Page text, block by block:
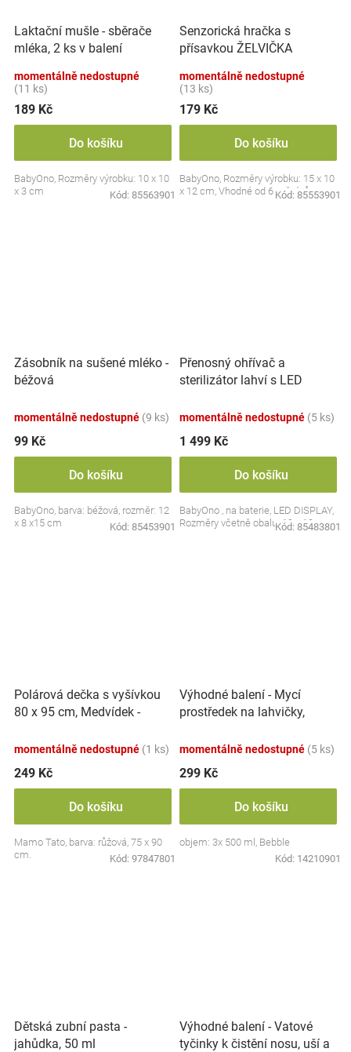
Laktační mušle - sběrače
mléka, 2 ks v balení
momentálně nedostupné
(11 ks)
189 Kč
Do košíku
BabyOno, Rozměry výrobku: 10 x 10
x 3 cm
Kód: 85563901
Senzorická hračka s
přísavkou ŽELVIČKA
momentálně nedostupné
(13 ks)
179 Kč
Do košíku
BabyOno, Rozměry výrobku: 15 x 10
x 12 cm, Vhodné od 6 měsíců
Kód: 85553901
Zásobník na sušené mléko -
béžová
momentálně nedostupné (9 ks)
99 Kč
Do košíku
BabyOno, barva: béžová, rozměr: 12
x 8 x15 cm
Kód: 85453901
Přenosný ohřívač a
sterilizátor lahví s LED
momentálně nedostupné (5 ks)
1 499 Kč
Do košíku
BabyOno , na baterie, LED DISPLAY,
Rozměry včetně obalu: 19 x 13 cm.
Kód: 85483801
Polárová dečka s vyšívkou
80 x 95 cm, Medvídek -
momentálně nedostupné (1 ks)
249 Kč
Do košíku
Mamo Tato, barva: růžová, 75 x 90
cm.
Kód: 97847801
Výhodné balení - Mycí
prostředek na lahvičky,
momentálně nedostupné (5 ks)
299 Kč
Do košíku
objem: 3x 500 ml, Bebble
Kód: 14210901
Dětská zubní pasta -
jahůdka, 50 ml
Výhodné balení - Vatové
tyčinky k čistění nosu, uší a